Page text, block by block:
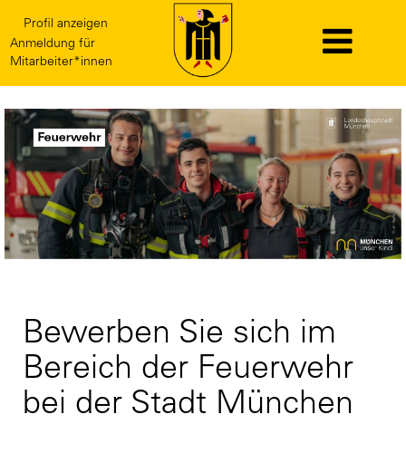
Profil anzeigen
Anmeldung für
Mitarbeiter*innen
Bewerben Sie sich im
Bereich der Feuerwehr
bei der Stadt München